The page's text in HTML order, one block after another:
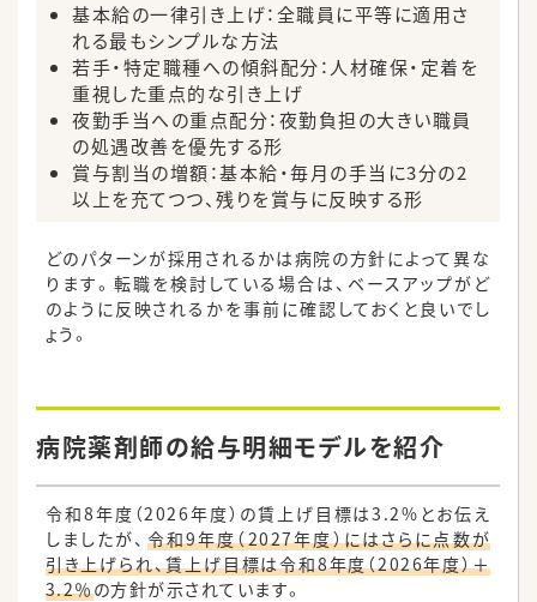
基本給の一律引き上げ：全職員に平等に適用さ
れる最もシンプルな方法
若手・特定職種への傾斜配分：人材確保・定着を
重視した重点的な引き上げ
夜勤手当への重点配分：夜勤負担の大きい職員
の処遇改善を優先する形
賞与割当の増額：基本給・毎月の手当に3分の2
以上を充てつつ、残りを賞与に反映する形
どのパターンが採用されるかは病院の方針によって異な
ります。転職を検討している場合は、ベースアップがど
のように反映されるかを事前に確認しておくと良いでし
ょう。
病院薬剤師の給与明細モデルを紹介
令和8年度（2026年度）の賃上げ目標は3.2%とお伝え
しましたが、 令和9年度（2027年度）にはさらに点数が
引き上げられ、賃上げ目標は令和8年度（2026年度）＋
3.2％の方針が示されています。